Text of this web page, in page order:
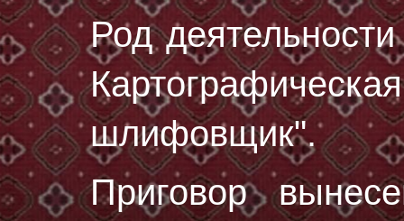
Род
шлифовщик".
Приговор